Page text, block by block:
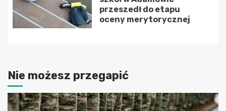
przeszedł do etapu
oceny merytorycznej
Nie możesz przegapić